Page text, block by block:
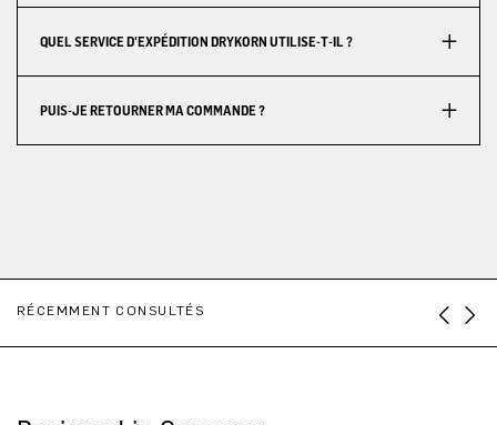
QUEL SERVICE D'EXPÉDITION DRYKORN UTILISE-T-IL ?
PUIS-JE RETOURNER MA COMMANDE ?
RÉCEMMENT CONSULTÉS